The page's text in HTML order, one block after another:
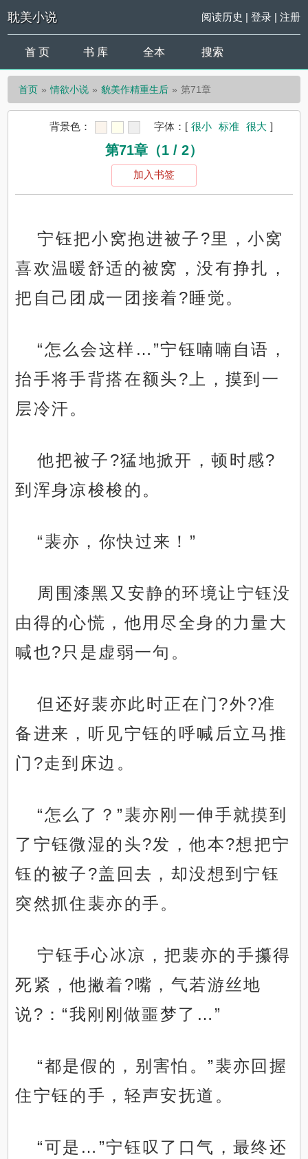
耽美小说 阅读历史 | 登录| 注册
首 页 书 库 全本 搜索
首页 情欲小说 貌美作精重生后 第71章
背景色： 字体： [ 很小 标准 很大 ]
第71章（1 / 2）
加入书签
宁钰把小窝抱进被子?里，小窝
喜欢温暖舒适的被窝，没有挣扎，
把自己团成一团接着?睡觉。
“怎么会这样…”宁钰喃喃自语，
抬手将手背搭在额头?上，摸到一
层冷汗。
他把被子?猛地掀开，顿时感?
到浑身凉梭梭的。
“裴亦，你快过来！”
周围漆黑又安静的环境让宁钰没
由得的心慌，他用尽全身的力量大
喊也?只是虚弱一句。
但还好裴亦此时正在门?外?准
备进来，听见宁钰的呼喊后立马推
门?走到床边。
“怎么了？”裴亦刚一伸手就摸到
了宁钰微湿的头?发，他本?想把宁
钰的被子?盖回去，却没想到宁钰
突然抓住裴亦的手。
宁钰手心冰凉，把裴亦的手攥得
死紧，他撇着?嘴，气若游丝地
说?：“我刚刚做噩梦了…”
“都是假的，别害怕。”裴亦回握
住宁钰的手，轻声安抚道。
“可是…”宁钰叹了口气，最终还